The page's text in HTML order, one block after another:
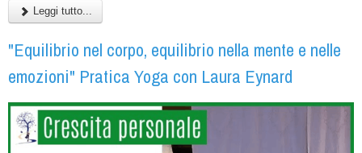
Leggi tutto...
"Equilibrio nel corpo, equilibrio nella mente e nelle
emozioni" Pratica Yoga con Laura Eynard